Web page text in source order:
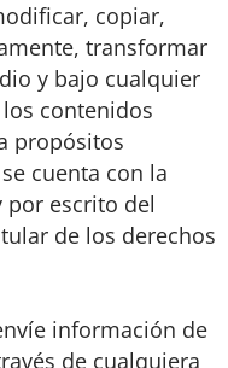
copiar,
transformar
y bajo cualquier
contenidos
propósitos
cuenta con la
por escrito del
de los derechos
información de
de cualquiera